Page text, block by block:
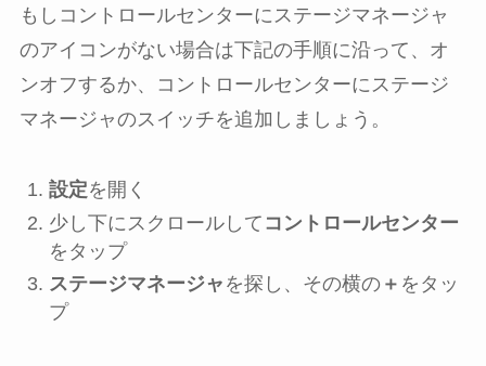
もしコントロールセンターにステージマネージャ
のアイコンがない場合は下記の手順に沿って、オ
ンオフするか、コントロールセンターにステージ
マネージャのスイッチを追加しましょう。
設定を開く
少し下にスクロールして コントロールセンター
をタップ
ステージマネージャ を探し、その横の＋ をタッ
プ